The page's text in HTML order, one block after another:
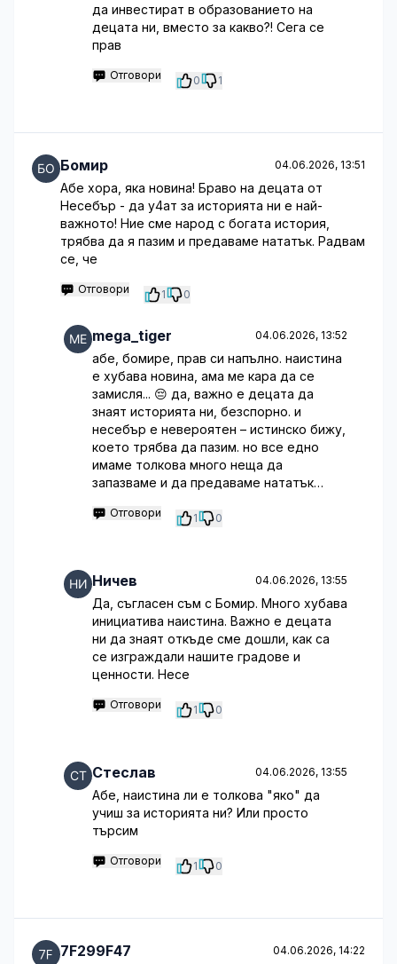
да инвестират в образованието на
децата ни, вместо за какво?! Сега се
прав
Отговори 0 1
Бомир 04.06.2026, 13:51
Абе хора, яка новина! Браво на децата от
Несебър - да у4ат за историята ни е най-
важното! Ние сме народ с богата история,
трябва да я пазим и предаваме нататък. Радвам
се, че
Отговори 1 0
mega_tiger 04.06.2026, 13:52
абе, бомире, прав си напълно. наистина
е хубава новина, ама ме кара да се
замисля... 😔 да, важно е децата да
знаят историята ни, безспорно. и
несебър е невероятен – истинско бижу,
което трябва да пазим. но все едно
имаме толкова много неща да
запазваме и да предаваме нататък…
Отговори 1 0
Ничев 04.06.2026, 13:55
Да, съгласен съм с Бомир. Много хубава
инициатива наистина. Важно е децата
ни да знаят откъде сме дошли, как са
се изграждали нашите градове и
ценности. Несе
Отговори 1 0
Стеслав 04.06.2026, 13:55
Абе, наистина ли е толкова "яко" да
учиш за историята ни? Или просто
търсим
Отговори 1 0
7F299F47 04.06.2026, 14:22